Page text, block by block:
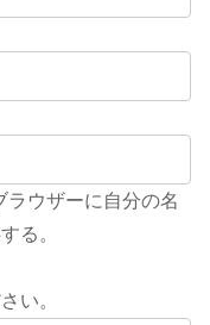
ラウザーに自分の名
る。
い。